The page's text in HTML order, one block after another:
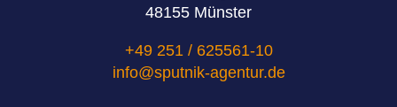
48155 Münster
+49 251 / 625561-10
info@sputnik-agentur.de